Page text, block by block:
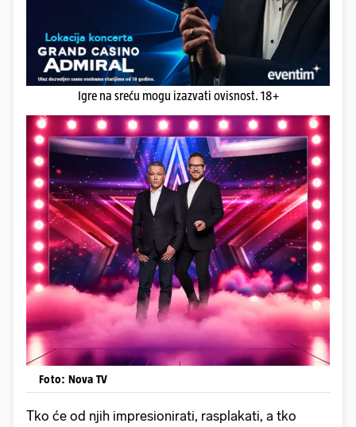
Igre na sreću mogu izazvati ovisnost. 18+
Foto: Nova TV
Tko će od njih impresionirati, rasplakati, a tko